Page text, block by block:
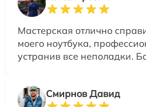
Мастерская отлично
моего ноутбука,
устранив все неполадки.
Смирнов Давид